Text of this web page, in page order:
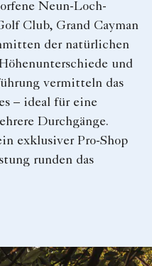
Neun-Loch-
Club, Grand Cayman
der natürlichen
und
vermitteln das
– ideal für eine
Durchgänge.
exklusiver Pro-Shop
runden das